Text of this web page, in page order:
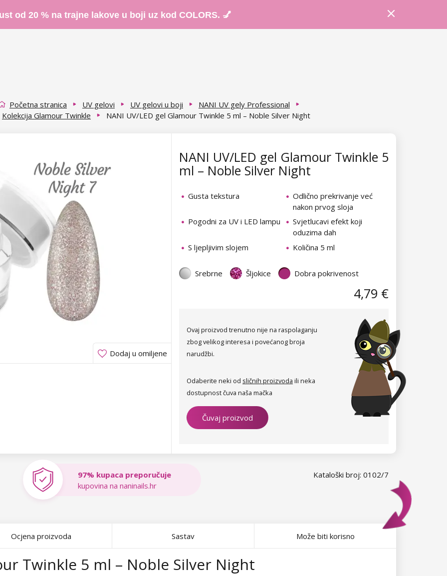
od 20 % na trajne lakove u boji uz kod COLORS. 💅
Početna stranica UV gelovi UV gelovi u boji
NANI UV gely Professional
Kolekcija Glamour Twinkle
NANI UV/LED gel Glamour Twinkle 5 ml – Noble Silver Night
Dodaj u omiljene
NANI UV/LED gel Glamour Twinkle 5
ml – Noble Silver Night
Gusta tekstura
Odlično prekrivanje već
nakon prvog sloja
Pogodni za UV i LED lampu
Svjetlucavi efekt koji
oduzima dah
S ljepljivim slojem
Količina 5 ml
Srebrne Šljokice Dobra pokrivenost
4,79 €
Ovaj proizvod trenutno nije na raspolaganju
zbog velikog interesa i povećanog broja
narudžbi.
Odaberite neki od sličnih proizvoda ili neka
dostupnost čuva naša mačka
Čuvaj proizvod
Kataloški broj: 0102/7
97% kupaca preporučuje
kupovina na naninails.hr
Twinkle 5 ml – Noble Silver Night
Ocjena proizvoda Sastav Može biti korisno